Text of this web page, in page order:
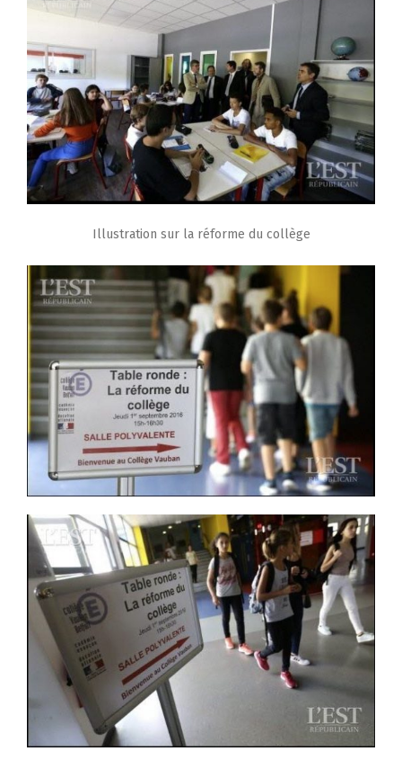
Illustration sur la réforme du collège